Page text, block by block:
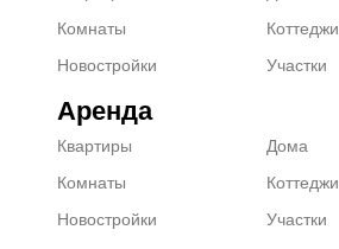
Комнаты
Новостройки
Коттеджи
Участки
Аренда
Квартиры
Комнаты
Новостройки
Дома
Коттеджи
Участки